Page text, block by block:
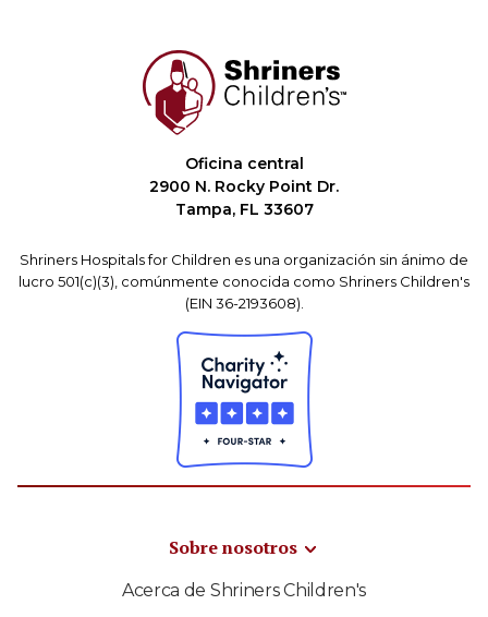
Oficina central
2900 N. Rocky Point Dr.
Tampa, FL 33607
Shriners Hospitals for Children es una organización sin ánimo de
lucro 501(c)(3), comúnmente conocida como Shriners Children's
(EIN 36-2193608).
Sobre nosotros
Acerca de Shriners Children's